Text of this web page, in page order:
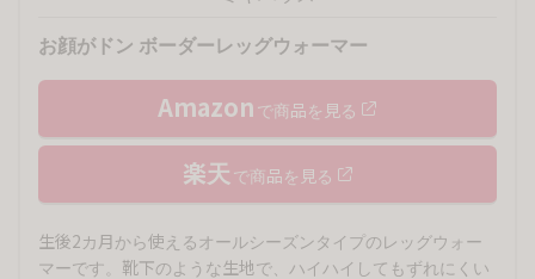
お顔がドン ボーダーレッグウォーマー
Amazon で商品を見る
楽天 で商品を見る
生後2カ月から使えるオールシーズンタイプのレッグウォー
マーです。靴下のような生地で、ハイハイしてもずれにくい